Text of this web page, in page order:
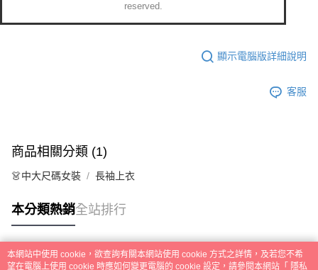
reserved.
顯示電腦版詳細說明
客服
商品相關分類 (1)
👗中大尺碼女裝 長袖上衣
本分類熱銷全站排行
熱門標籤
本網站中使用 cookie，欲查詢有關本網站使用 cookie 方式之詳情，及若您不希
望在電腦上使用 cookie 時應如何變更電腦的 cookie 設定，請參閱本網站「 隱私